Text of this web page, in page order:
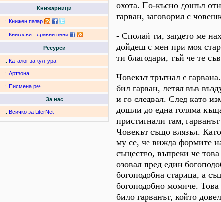
Книжарници
:. Книжен пазар
:. Книгосвят: сравни цени
Ресурси
:. Каталог за култура
:. Артзона
:. Писмена реч
За нас
:. Всичко за LiterNet
охота. По-късно дошъл
гарван, заговорил с
- Сполай ти, загдето ме
дойдеш с мен при моя
ти благодари, тъй че те
Човекът тръгнал с
бил гарван, летял във
и го следвал. След като
дошли до една голяма
пристигнали там,
Човекът също влязъл.
му се, че вижда формите
същество, въпреки че
озовал пред един
богоподобна старица, а
богоподобно момиче.
било гарванът, който